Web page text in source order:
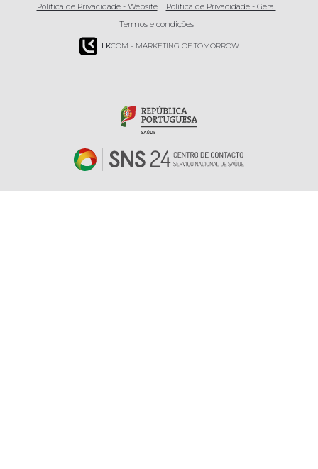
Política de Privacidade - Website
Política de Privacidade - Geral
Termos e condições
LKCOM - MARKETING OF TOMORROW